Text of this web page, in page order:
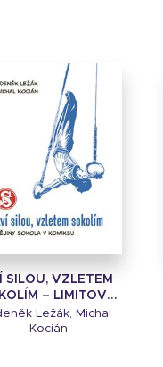
SILOU, VZLETEM
– LIMITOV...
Ležák, Michal
Kocián